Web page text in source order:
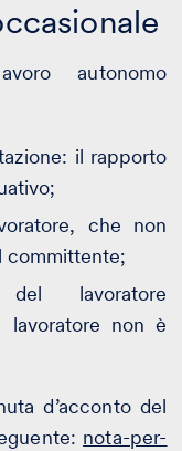
autonomo
il rapporto
che non
committente;
lavoratore
lavoratore non è
d’acconto del
nota-per-